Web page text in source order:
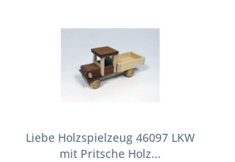
Liebe Holzspielzeug 46097 LKW
mit Pritsche Holz...